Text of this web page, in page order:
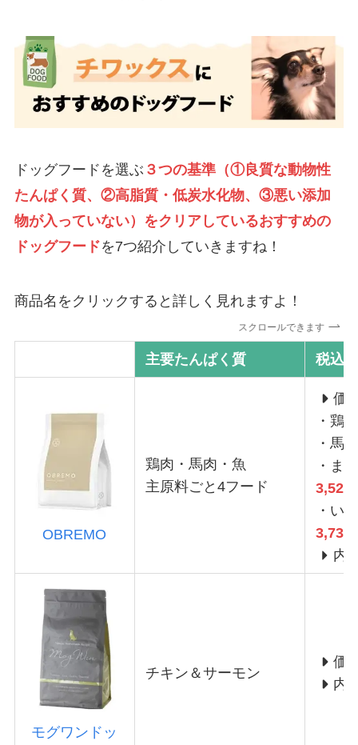
ドッグフードを選ぶ ３つの基準（①良質な動物性
たんぱく質、②高脂質・低炭水化物、③悪い添加
物が入っていない）をクリアしているおすすめの
ドッグフードを7つ紹介していきますね！
商品名をクリックすると詳しく見れますよ！
スクロールできます
主要たんぱく質 税込
OBREMO
鶏肉・馬肉・魚
主原料ごと4フード
価
・鶏
・馬
・ま
3,528
・い
3,739
内
モグワンドッ
チキン＆サーモン
価
内